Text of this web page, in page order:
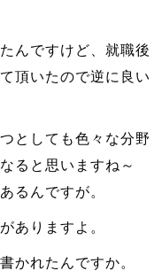
んですけど、就職後
頂いたので逆に良い
としても色々な分野
ると思いますね～
るんですが。
ありますよ。
かれたんですか。